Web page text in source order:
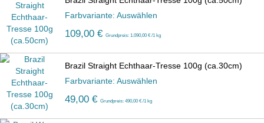
Farbvariante: Auswählen
109,00 € Grundpreis: 1.090,00 € /1 kg
Brazil Straight Echthaar-Tresse 100g (ca.30cm)
Farbvariante: Auswählen
49,00 € Grundpreis: 490,00 € /1 kg